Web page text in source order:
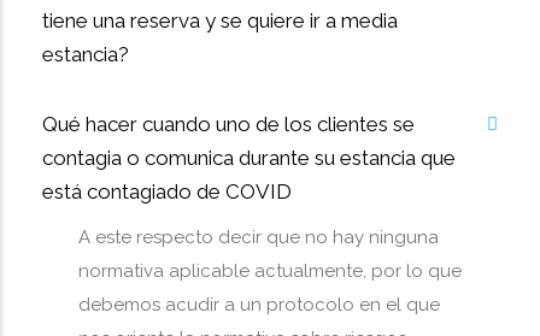
tiene una reserva y se quiere ir a media
estancia?
Qué hacer cuando uno de los clientes se
contagia o comunica durante su estancia que
está contagiado de COVID
A este respecto decir que no hay ninguna
normativa aplicable actualmente, por lo que
debemos acudir a un protocolo en el que